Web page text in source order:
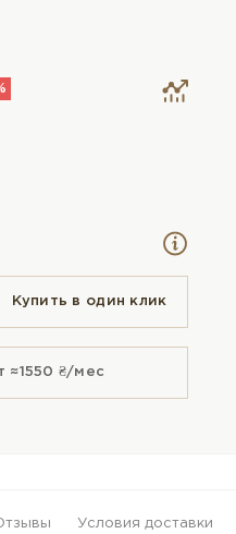
Купить в один клик
≈1550 ₴/мес
Условия доставки